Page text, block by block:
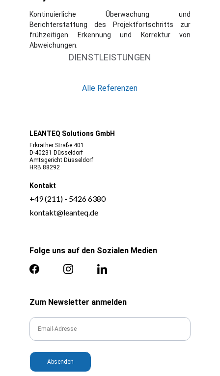
Kontinuierliche Überwachung und
Berichterstattung des Projektfortschritts zur
frühzeitigen Erkennung und Korrektur von
Abweichungen.
DIENSTLEISTUNGEN
Alle Referenzen
LEANTEQ Solutions GmbH
Erkrather Straße 401
D-40231 Düsseldorf
Amtsgericht Düsseldorf​​
HRB 88292
Kontakt
Zum Newsletter anmelden
Absenden
Folge uns auf den Sozialen Medien